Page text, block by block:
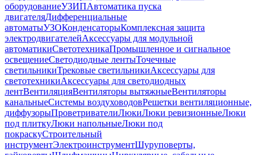
оборудованиеУЗИПАвтоматика пуска
двигателяДифференциальные
автоматыУЗОКонденсаторыКомплексная защита
электродвигателейАксессуары для модульной
автоматикиСветотехникаПромышленное и сигнальное
освещениеСветодиодные лентыТочечные
светильникиТрековые светильникиАксессуары для
светотехникиАксессуары для светодиодных
лентВентиляцияВентиляторы вытяжныеВентиляторы
канальныеСистемы воздуховодовРешетки вентиляционные,
диффузорыПроветривателиЛюкиЛюки ревизионныеЛюки
под плиткуЛюки напольныеЛюки под
покраскуСтроительный
инструментЭлектроинструментШуруповерты,